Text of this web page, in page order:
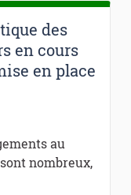
des
en cours
en place
au
nombreux,